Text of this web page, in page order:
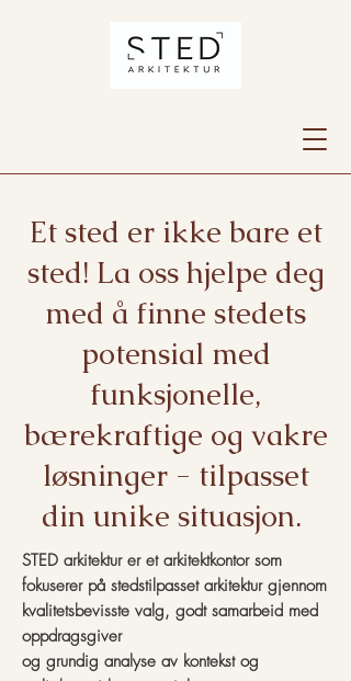
Et sted er ikke bare et
sted! La oss hjelpe deg
med å finne stedets
potensial med
funksjonelle,
bærekraftige og vakre
løsninger - tilpasset
din unike situasjon.
STED arkitektur er et arkitektkontor som
fokuserer på stedstilpasset arkitektur gjennom
kvalitetsbevisste valg, godt samarbeid med
oppdragsgiver
og grundig analyse av kontekst og